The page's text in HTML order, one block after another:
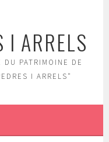
I ARRELS
DU PATRIMOINE DE
I ARRELS"